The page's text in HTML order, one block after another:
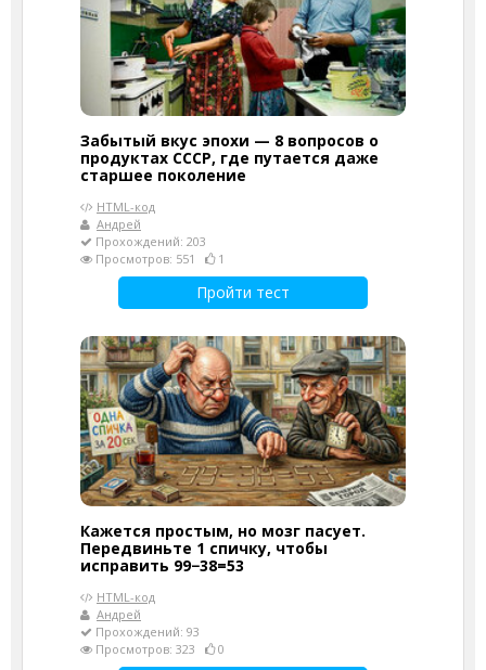
Забытый вкус эпохи — 8 вопросов о
продуктах СССР, где путается даже
старшее поколение
HTML-код
Андрей
Прохождений: 203
Просмотров: 551
1
Пройти тест
Кажется простым, но мозг пасует.
Передвиньте 1 спичку, чтобы
исправить 99−38=53
HTML-код
Андрей
Прохождений: 93
Просмотров: 323
0